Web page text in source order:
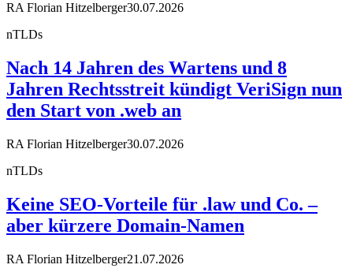
RA Florian Hitzelberger30.07.2026
nTLDs
Nach 14 Jahren des Wartens und 8
Jahren Rechtsstreit kündigt VeriSign nun
den Start von .web an
RA Florian Hitzelberger30.07.2026
nTLDs
Keine SEO-Vorteile für .law und Co. –
aber kürzere Domain-Namen
RA Florian Hitzelberger21.07.2026